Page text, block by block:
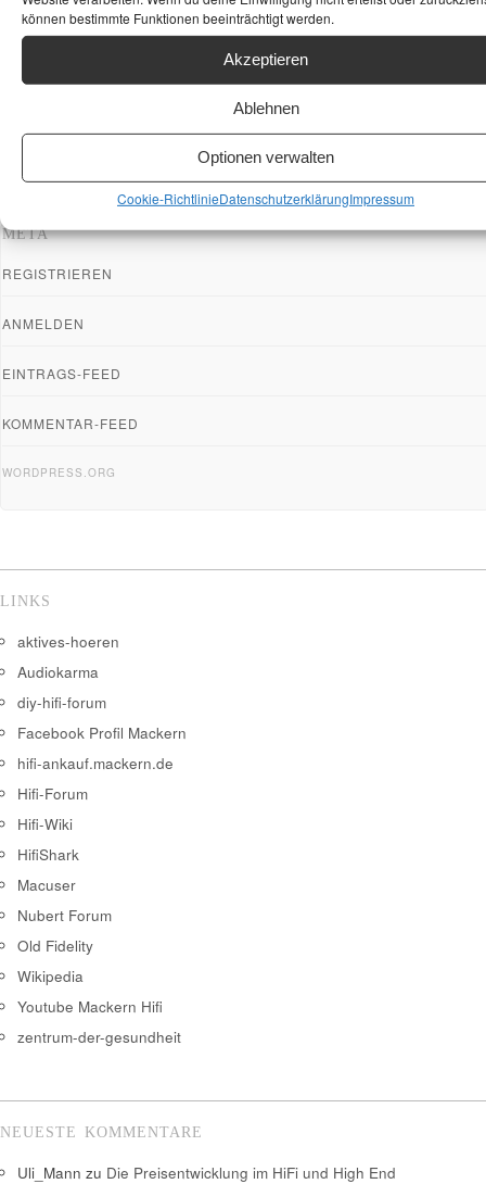
können bestimmte Funktionen beeinträchtigt werden.
Akzeptieren
Ablehnen
Optionen verwalten
Cookie-RichtlinieDatenschutzerklärungImpressum
META
REGISTRIEREN
ANMELDEN
EINTRAGS-FEED
KOMMENTAR-FEED
WORDPRESS.ORG
LINKS
aktives-hoeren
Audiokarma
diy-hifi-forum
Facebook Profil Mackern
hifi-ankauf.mackern.de
Hifi-Forum
Hifi-Wiki
HifiShark
Macuser
Nubert Forum
Old Fidelity
Wikipedia
Youtube Mackern Hifi
zentrum-der-gesundheit
NEUESTE KOMMENTARE
Uli_Mann zu Die Preisentwicklung im HiFi und High End